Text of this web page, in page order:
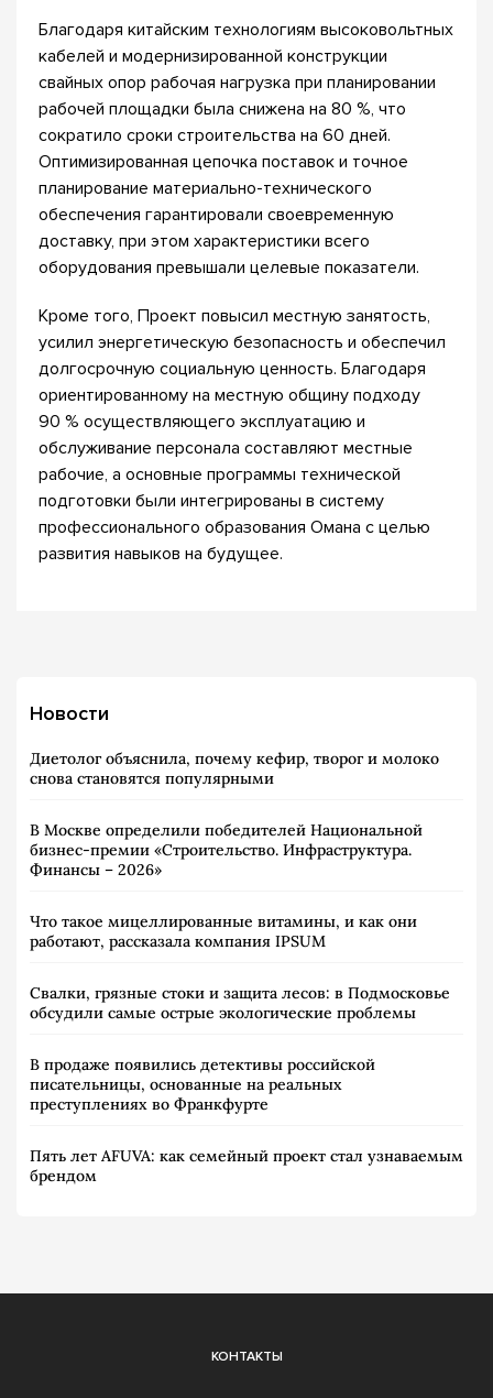
Благодаря китайским технологиям высоковольтных
кабелей и модернизированной конструкции
свайных опор рабочая нагрузка при планировании
рабочей площадки была снижена на 80 %, что
сократило сроки строительства на 60 дней.
Оптимизированная цепочка поставок и точное
планирование материально-технического
обеспечения гарантировали своевременную
доставку, при этом характеристики всего
оборудования превышали целевые показатели.
Кроме того, Проект повысил местную занятость,
усилил энергетическую безопасность и обеспечил
долгосрочную социальную ценность. Благодаря
ориентированному на местную общину подходу
90 % осуществляющего эксплуатацию и
обслуживание персонала составляют местные
рабочие, а основные программы технической
подготовки были интегрированы в систему
профессионального образования Омана с целью
развития навыков на будущее.
Новости
Диетолог объяснила, почему кефир, творог и молоко
снова становятся популярными
В Москве определили победителей Национальной
бизнес-премии «Строительство. Инфраструктура.
Финансы – 2026»
Что такое мицеллированные витамины, и как они
работают, рассказала компания IPSUM
Свалки, грязные стоки и защита лесов: в Подмосковье
обсудили самые острые экологические проблемы
В продаже появились детективы российской
писательницы, основанные на реальных
преступлениях во Франкфурте
Пять лет AFUVA: как семейный проект стал узнаваемым
брендом
КОНТАКТЫ